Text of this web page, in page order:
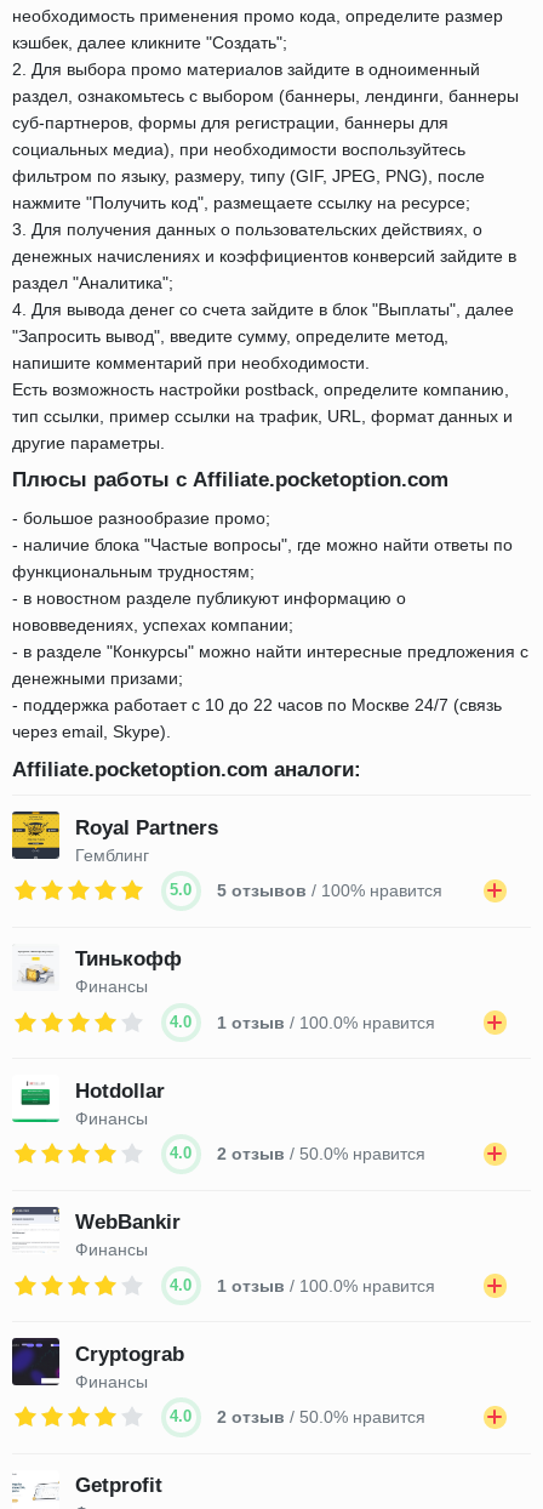
необходимость применения промо кода, определите размер
кэшбек, далее кликните "Создать";
2. Для выбора промо материалов зайдите в одноименный
раздел, ознакомьтесь с выбором (баннеры, лендинги, баннеры
суб-партнеров, формы для регистрации, баннеры для
социальных медиа), при необходимости воспользуйтесь
фильтром по языку, размеру, типу (GIF, JPEG, PNG), после
нажмите "Получить код", размещаете ссылку на ресурсе;
3. Для получения данных о пользовательских действиях, о
денежных начислениях и коэффициентов конверсий зайдите в
раздел "Аналитика";
4. Для вывода денег со счета зайдите в блок "Выплаты", далее
"Запросить вывод", введите сумму, определите метод,
напишите комментарий при необходимости.
Есть возможность настройки postback, определите компанию,
тип ссылки, пример ссылки на трафик, URL, формат данных и
другие параметры.
Плюсы работы с Affiliate.pocketoption.com
- большое разнообразие промо;
- наличие блока "Частые вопросы", где можно найти ответы по
функциональным трудностям;
- в новостном разделе публикуют информацию о
нововведениях, успехах компании;
- в разделе "Конкурсы" можно найти интересные предложения с
денежными призами;
- поддержка работает с 10 до 22 часов по Москве 24/7 (связь
через email, Skype).
Affiliate.pocketoption.com аналоги:
Royal Partners
Гемблинг
5.0 5 отзывов / 100% нравится
Тинькофф
Финансы
4.0 1 отзыв / 100.0% нравится
Hotdollar
Финансы
4.0 2 отзыв / 50.0% нравится
WebBankir
Финансы
4.0 1 отзыв / 100.0% нравится
Cryptograb
Финансы
4.0 2 отзыв / 50.0% нравится
Getprofit